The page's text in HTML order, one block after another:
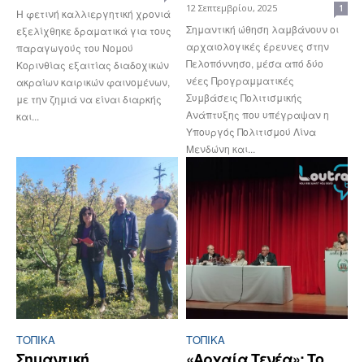
Η φετινή καλλιεργητική χρονιά
εξελίχθηκε δραματικά για τους
παραγωγούς του Νομού
Κορινθίας εξαιτίας διαδοχικών
ακραίων καιρικών φαινομένων,
με την ζημιά να είναι διαρκής
και...
12 Σεπτεμβρίου, 2025 1
Σημαντική ώθηση λαμβάνουν οι
αρχαιολογικές έρευνες στην
Πελοπόννησο, μέσα από δύο
νέες Προγραμματικές
Συμβάσεις Πολιτισμικής
Ανάπτυξης που υπέγραψαν η
Υπουργός Πολιτισμού Λίνα
Μενδώνη και...
ΤΟΠΙΚΑ ΤΟΠΙΚΑ